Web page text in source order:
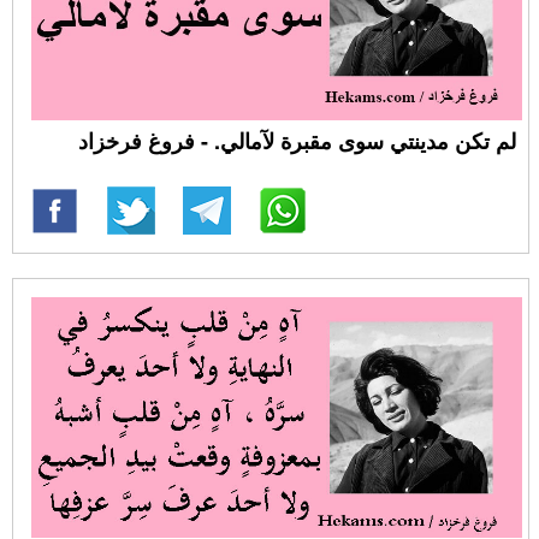
لم تكن مدينتي سوى مقبرة لآمالي. - فروغ فرخزاد